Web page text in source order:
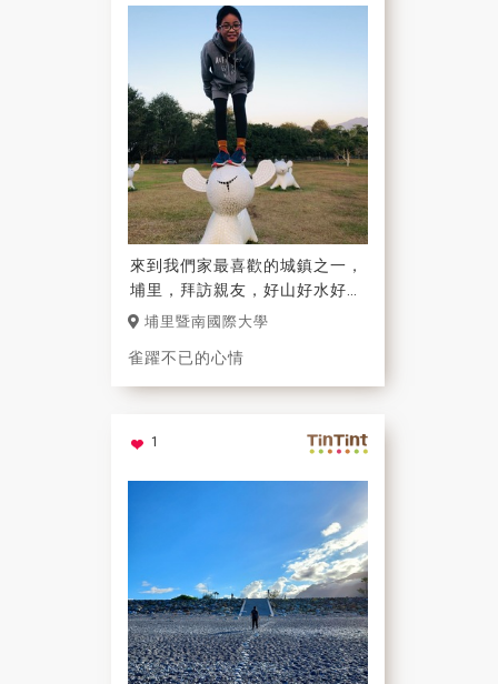
來到我們家最喜歡的城鎮之一，
埔里，拜訪親友，好山好水好空
氣的埔里總是會讓全家人的心也
這塊美麗的土地上！
埔里暨南國際大學
雀躍不已的心情
1